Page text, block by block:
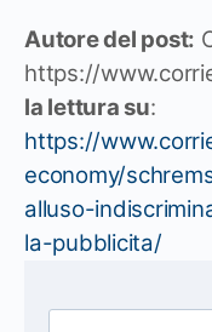
Autore del post:
https://
la lettura su:
https://
economy/
alluso-
la-pubblicita/